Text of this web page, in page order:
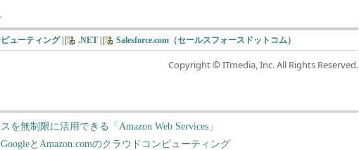
ューティング| .NET Salesforce.com（セールスフォースドットコム）
Copyright © ITmedia, Inc. All Rights Reserved.
を無制限に活用できる「Amazon Web Services」
とAmazon.comのクラウドコンピューティング